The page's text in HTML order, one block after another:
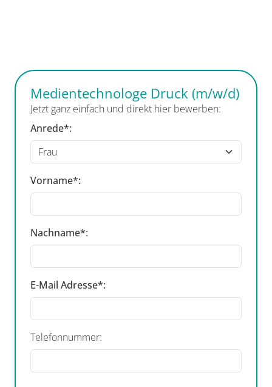
Medientechnologe Druck (m/w/d)
Jetzt ganz einfach und direkt hier bewerben:
Anrede*:
Vorname*:
Nachname*:
E-Mail Adresse*:
Telefonnummer: